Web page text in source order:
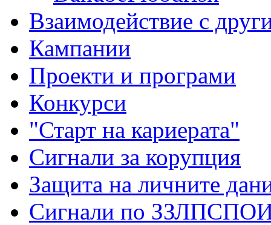
Взаимодействие с
Кампании
Проекти и програми
Конкурси
"Старт на кариерата"
Сигнали за корупция
Защита на личните
Сигнали по